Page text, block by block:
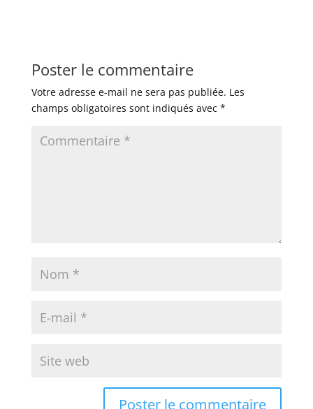
Poster le commentaire
Votre adresse e-mail ne sera pas publiée. Les
champs obligatoires sont indiqués avec *